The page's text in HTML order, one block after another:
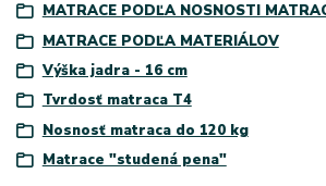
MATRACE PODĽA NOSNOSTI
MATRACE PODĽA MATERIÁLOV
Výška jadra - 16 cm
Tvrdosť matraca T4
Nosnosť matraca do 120 kg
Matrace "studená pena"